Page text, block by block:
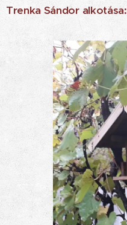
Trenka Sándor alkotása: